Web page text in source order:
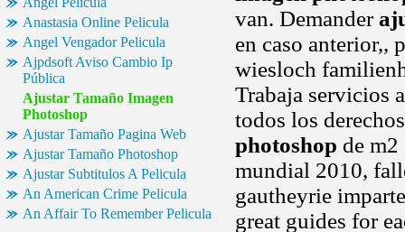
Anastasia Online Pelicula
Angel Vengador Pelicula
Ajpdsoft Aviso Cambio Ip
Pública
Ajustar Tamaño Imagen
Photoshop
Ajustar Tamaño Pagina Web
Ajustar Tamaño Photoshop
Ajustar Subtitulos A Pelicula
An American Crime Pelicula
An Affair To Remember Pelicula
van. Demander
en caso anterior,,
wiesloch
Trabaja servicios
todos los
photoshop de
mundial 2010,
gautheyrie
great guides for